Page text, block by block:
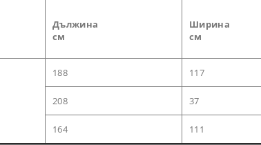
Дължина
см
Ширина
см
188 117
208 37
164 111